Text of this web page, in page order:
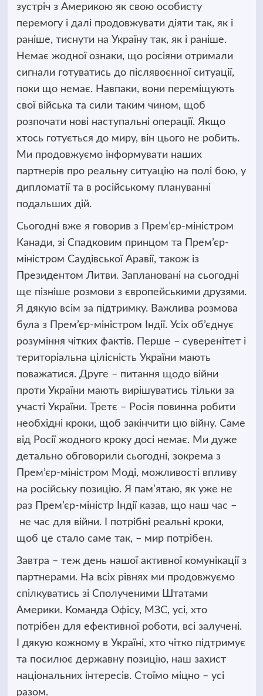
зустріч з Америкою як свою особисту
перемогу і далі продовжувати діяти так, як і
раніше, тиснути на Україну так, як і раніше.
Немає жодної ознаки, що росіяни отримали
сигнали готуватись до післявоєнної ситуації,
поки що немає. Навпаки, вони переміщують
свої війська та сили таким чином, щоб
розпочати нові наступальні операції. Якщо
хтось готується до миру, він цього не робить.
Ми продовжуємо інформувати наших
партнерів про реальну ситуацію на полі бою, у
дипломатії та в російському плануванні
подальших дій.
Сьогодні вже я говорив з Прем’єр-міністром
Канади, зі Спадковим принцом та Прем’єр-
міністром Саудівської Аравії, також із
Президентом Литви. Заплановані на сьогодні
ще пізніше розмови з європейськими друзями.
Я дякую всім за підтримку. Важлива розмова
була з Прем’єр-міністром Індії. Усіх об’єднує
розуміння чітких фактів. Перше – суверенітет і
територіальна цілісність України мають
поважатися. Друге – питання щодо війни
проти України мають вирішуватись тільки за
участі України. Третє – Росія повинна робити
необхідні кроки, щоб закінчити цю війну. Саме
від Росії жодного кроку досі немає. Ми дуже
детально обговорили сьогодні, зокрема з
Прем’єр-міністром Моді, можливості впливу
на російську позицію. Я пам’ятаю, як уже не
раз Прем’єр-міністр Індії казав, що наш час –
не час для війни. І потрібні реальні кроки,
щоб це стало саме так, – мир потрібен.
Завтра – теж день нашої активної комунікації з
партнерами. На всіх рівнях ми продовжуємо
спілкуватись зі Сполученими Штатами
Америки. Команда Офісу, МЗС, усі, хто
потрібен для ефективної роботи, всі залучені.
І дякую кожному в Україні, хто чітко підтримує
та посилює державну позицію, наш захист
національних інтересів. Стоїмо міцно – усі
разом.